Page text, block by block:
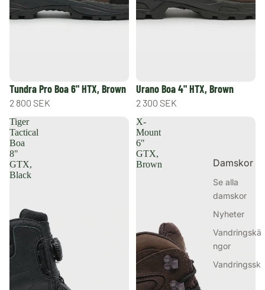
Varmfodrade
kängor
Damskor
Se alla
damskor
Nyheter
Vandringskä
ngor
Vandringssk
Tundra Pro Boa 6" HTX, Brown
2 800 SEK
Urano Boa 4" HTX, Brown
2 300 SEK
Tiger
Tactical
Boa
8"
GTX,
Black
X-
Mount
6"
GTX,
Brown